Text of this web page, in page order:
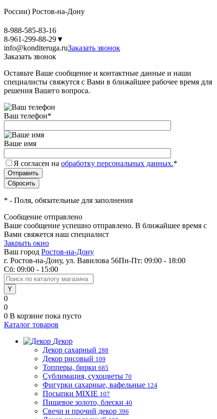
России) Ростов-на-Дону
8-988-585-83-16
8-961-299-88-29▼
info@konditeruga.ruЗаказать звонок
Заказать звонок
Оставьте Ваше сообщение и контактные данные и наши
специалисты свяжутся с Вами в ближайшее рабочее время для
решения Вашего вопроса.
Ваш телефон*
Ваше имя
Я согласен на обработку персональных данных.*
* - Поля, обязательные для заполнения
Сообщение отправлено
Ваше сообщение успешно отправлено. В ближайшее время с
Вами свяжется наш специалист
Закрыть окно
Ваш город Ростов-на-Дону
г. Ростов-на-Дону, ул. Вавилова 56Пн-Пт: 09:00 - 18:00
Сб: 09:00 - 15:00
0
0
0 В корзине пока пусто
Каталог товаров
Декор
Декор сахарный 288
Декор рисовый 109
Топперы, бирки 685
Сублимация, сухоцветы 70
Фигурки сахарные, вафельные 124
Посыпки MIXIE 107
Пищевое золото, блески 40
Свечи и прочий декор 396